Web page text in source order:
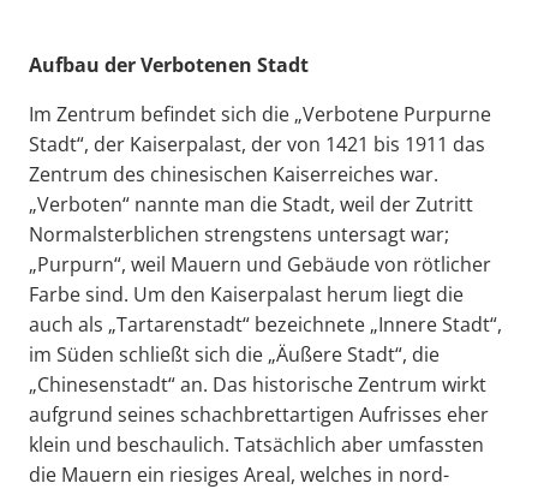
Aufbau der Verbotenen Stadt
Im Zentrum befindet sich die „Verbotene Purpurne
Stadt“, der Kaiserpalast, der von 1421 bis 1911 das
Zentrum des chinesischen Kaiserreiches war.
„Verboten“ nannte man die Stadt, weil der Zutritt
Normalsterblichen strengstens untersagt war;
„Purpurn“, weil Mauern und Gebäude von rötlicher
Farbe sind. Um den Kaiserpalast herum liegt die
auch als „Tartarenstadt“ bezeichnete „Innere Stadt“,
im Süden schließt sich die „Äußere Stadt“, die
„Chinesenstadt“ an. Das historische Zentrum wirkt
aufgrund seines schachbrettartigen Aufrisses eher
klein und beschaulich. Tatsächlich aber umfassten
die Mauern ein riesiges Areal, welches in nord-